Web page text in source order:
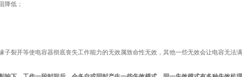
降低；
子裂开等使电容器彻底丧失工作能力的无效属致命性无效，其他一些无效会让电容无法